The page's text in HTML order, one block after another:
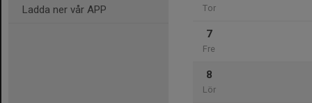
Ladda ner vår APP Tor
7
Fre
8
Lör